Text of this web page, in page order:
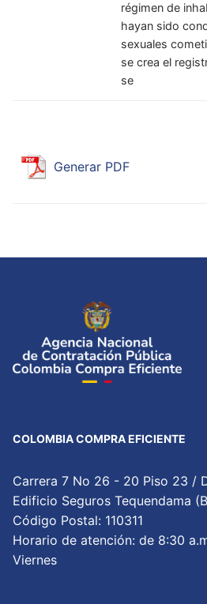
régimen de
hayan sido
sexuales
se crea el
se
Generar PDF
COLOMBIA COMPRA EFICIENTE
Carrera 7 No 26 - 20 Piso 23 /
Edificio Seguros Tequendama
Código Postal: 110311
Horario de atención: de 8:30
Viernes